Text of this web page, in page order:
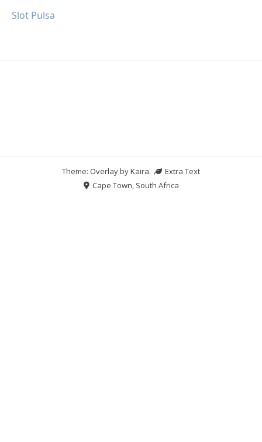
Slot Pulsa
Theme: Overlay byKaira.
Extra Text
Cape Town, South Africa